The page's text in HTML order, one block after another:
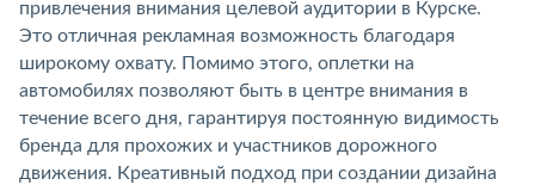
привлечения внимания целевой аудитории в Курске.
Это отличная рекламная возможность благодаря
широкому охвату. Помимо этого, оплетки на
автомобилях позволяют быть в центре внимания в
течение всего дня, гарантируя постоянную видимость
бренда для прохожих и участников дорожного
движения. Креативный подход при создании дизайна